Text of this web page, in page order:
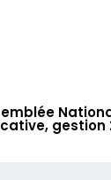
gestion